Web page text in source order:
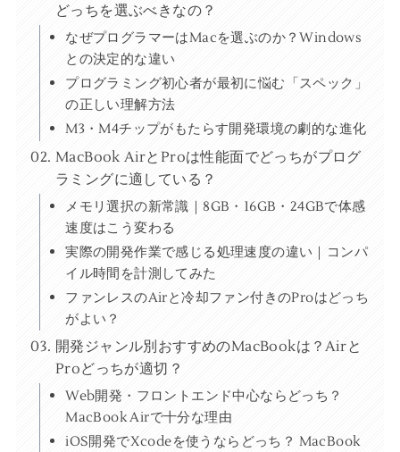
どっちを選ぶべきなの？
なぜプログラマーはMacを選ぶのか？Windows
との決定的な違い
プログラミング初心者が最初に悩む「スペック」
の正しい理解方法
M3・M4チップがもたらす開発環境の劇的な進化
MacBook AirとProは性能面でどっちがプログ
ラミングに適している？
メモリ選択の新常識｜8GB・16GB・24GBで体感
速度はこう変わる
実際の開発作業で感じる処理速度の違い｜コンパ
イル時間を計測してみた
ファンレスのAirと冷却ファン付きのProはどっち
がよい？
開発ジャンル別おすすめのMacBookは？Airと
Proどっちが適切？
Web開発・フロントエンド中心ならどっち？
MacBook Airで十分な理由
iOS開発でXcodeを使うならどっち？ MacBook